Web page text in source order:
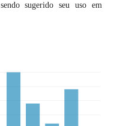
sugerido seu uso em